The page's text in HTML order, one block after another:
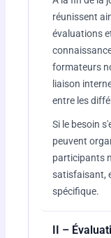
réunissent
évaluations
formateurs
liaison
entre les
Si le besoin
peuvent
participants
satisfaisant,
spécifique.
II –